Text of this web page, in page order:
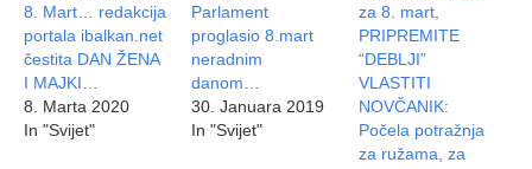
8. Mart… redakcija
portala ibalkan.net
čestita DAN ŽENA
I MAJKI…
8. Marta 2020
In "Svijet"
Parlament
proglasio 8.mart
neradnim
danom…
30. Januara 2019
In "Svijet"
za 8. mart,
PRIPREMITE
“DEBLJI”
VLASTITI
NOVČANIK:
Počela potražnja
za ružama, za